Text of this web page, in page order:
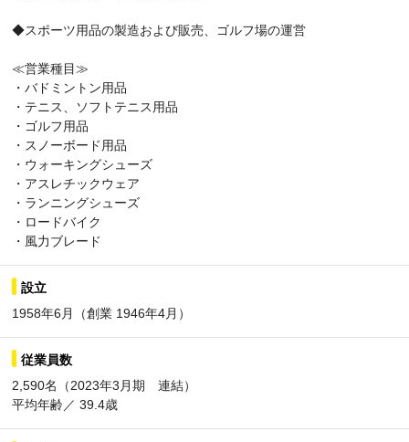
◆スポーツ用品の製造および販売、ゴルフ場の運営
≪営業種目≫
・バドミントン用品
・テニス、ソフトテニス用品
・ゴルフ用品
・スノーボード用品
・ウォーキングシューズ
・アスレチックウェア
・ランニングシューズ
・ロードバイク
・風力ブレード
設立
1958年6月（創業 1946年4月）
従業員数
2,590名（2023年3月期 連結）
平均年齢／ 39.4歳